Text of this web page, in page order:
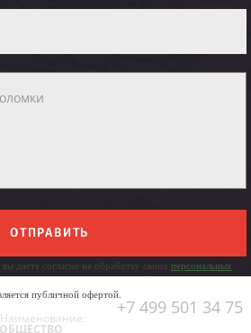
ОТПРАВИТЬ
даете согласие на обработку своих персональных
публичной офертой.
+7 499 501 34 75
ОБЩЕСТВО